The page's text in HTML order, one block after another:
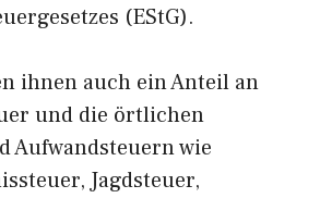
(EStG).
ihnen auch ein Anteil an
und die örtlichen
Aufwandsteuern wie
Jagdsteuer,